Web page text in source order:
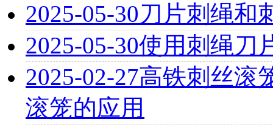
2025-05-30刀片刺绳和
2025-05-30使用刺绳刀
2025-02-27高铁刺丝滚
滚笼的应用